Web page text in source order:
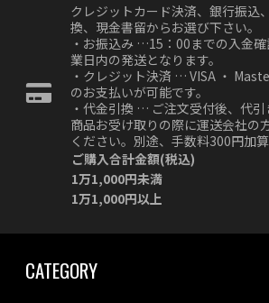
クレジットカード決済、銀行振込
換、現金書留からお選び下さい。
・お振込み …15：00までの入金
業日内の発送となります。
・クレジット決済 … VISA ・
のお支払いが可能です。
・代金引換 … ご注文受付後、代引
商品お受け取りの際に運送会社の
ください。別途、手数料300円加算
ご購入合計金額(税込)
1万1,000円未満
1万1,000円以上
CATEGORY